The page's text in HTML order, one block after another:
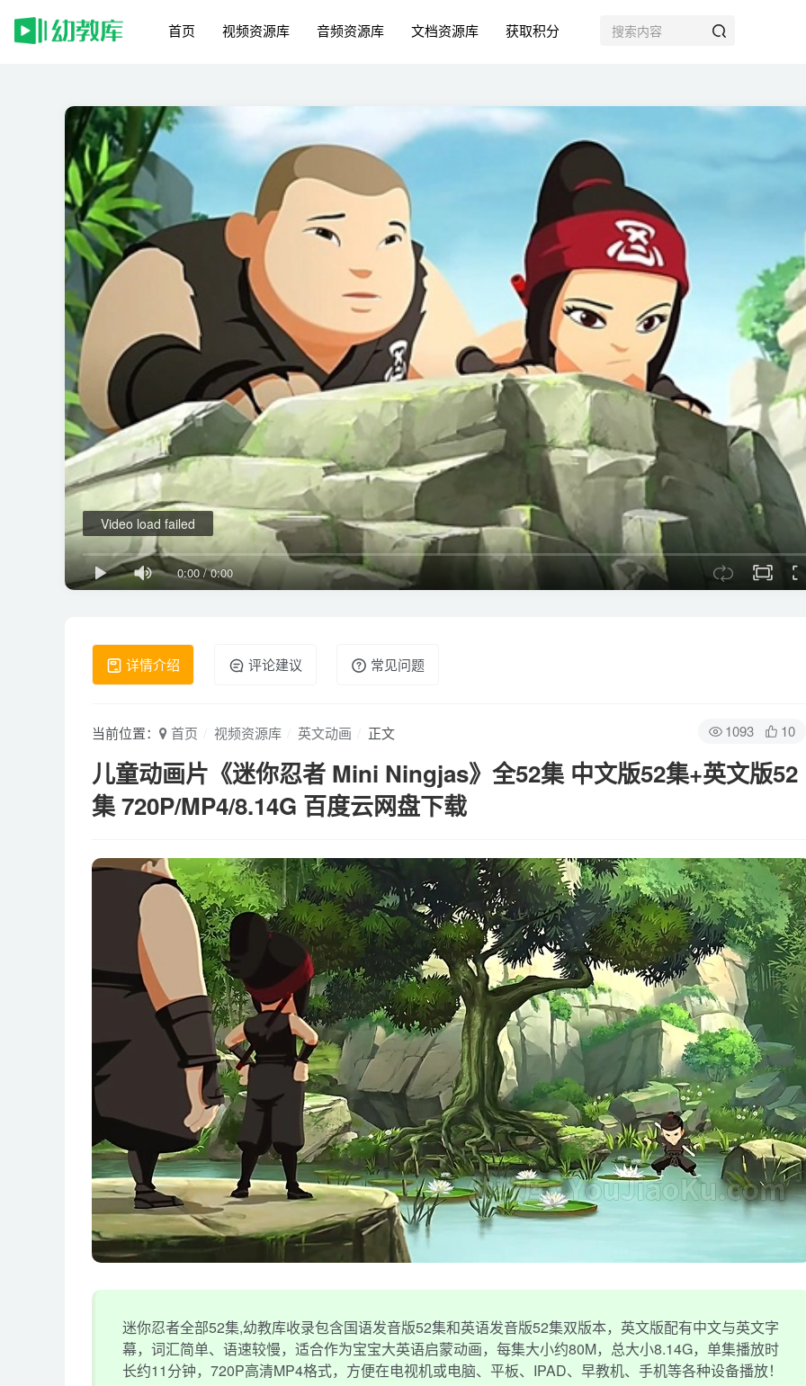
首页 视频资源库 音频资源库 文档资源库 获取积分
0:00/0:00
Video load failed
详情介绍 评论建议 常见问题
1093 10
当前位置： 首页 视频资源库 英文动画 正文
儿童动画片《迷你忍者 Mini Ningjas》全52集 中文版52集+英文版52
集 720P/MP4/8.14G 百度云网盘下载
迷你忍者全部52集,幼教库收录包含国语发音版52集和英语发音版52集双版本，英文版配有中文与英文字
幕，词汇简单、语速较慢，适合作为宝宝大英语启蒙动画，每集大小约80M，总大小8.14G，单集播放时
长约11分钟，720P高清MP4格式，方便在电视机或电脑、平板、IPAD、早教机、手机等各种设备播放！